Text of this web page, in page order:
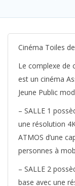
Cinéma Toiles
Le complexe de
est un cinéma
Jeune Public
– SALLE 1
une résolution
ATMOS d’une
personnes à
– SALLE 2
base avec une